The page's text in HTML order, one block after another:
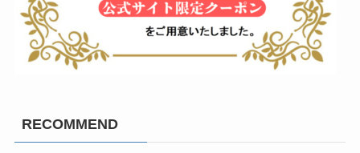
RECOMMEND